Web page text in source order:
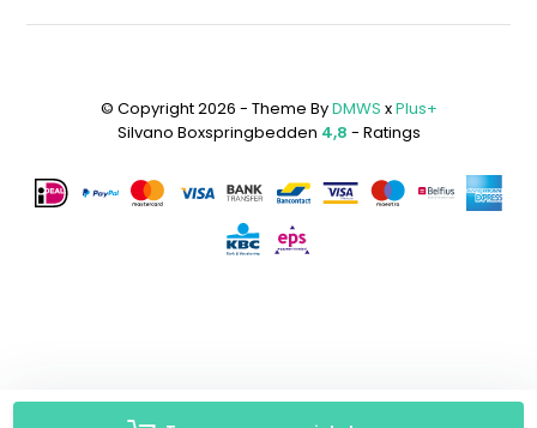
© Copyright 2026 - Theme ByDMWS xPlus+
Silvano Boxspringbedden 4,8 - Ratings